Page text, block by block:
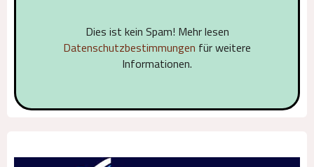
Dies ist kein Spam! Mehr lesen
Datenschutzbestimmungen für weitere
Informationen.
Alternative: